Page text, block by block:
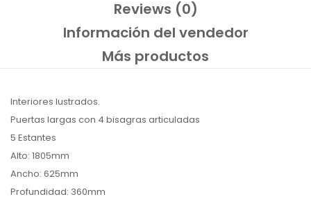
Reviews (0)
Información del vendedor
Más productos
Interiores lustrados.
Puertas largas con 4 bisagras articuladas
5 Estantes
Alto: 1805mm
Ancho: 625mm
Profundidad: 360mm